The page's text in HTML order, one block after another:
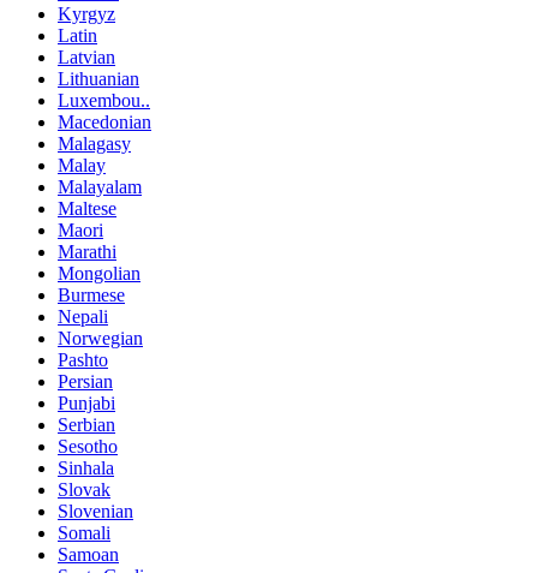
Kyrgyz
Latin
Latvian
Lithuanian
Luxembou..
Macedonian
Malagasy
Malay
Malayalam
Maltese
Maori
Marathi
Mongolian
Burmese
Nepali
Norwegian
Pashto
Persian
Punjabi
Serbian
Sesotho
Sinhala
Slovak
Slovenian
Somali
Samoan